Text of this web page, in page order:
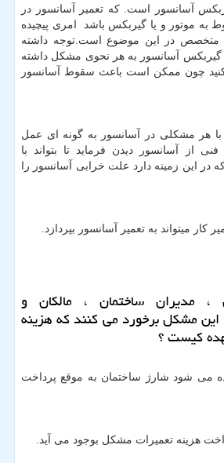
آسانسور است. که تعمیر آسانسور در
به موتور و یا گیربکس باشد امری پیچیده
متخصص در این موضوع است.توجه داشته
گیربکس آسانسور به هر نحوی مشکل داشته
کنید چون ممکن است باعث سقوط آسانسور
هر مشکلی در آسانسور به گونه ای عمل
از آسانسور دیدن فرماید تا بتواند با
در این زمینه دارد علت خرابی آسانسور را
میتواند به تعمیر آسانسور بپردازد.
، مدیران ساختمان ، مالکان و
مشکل برخورد می کنند که هزینه
کیست ؟
می شود شارژ ساختمان به موقع پرداخت
هزینه تعمیرات مشکل بوجود می آید.